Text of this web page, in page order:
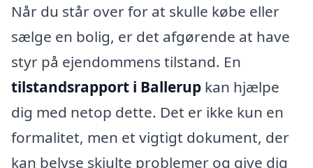
Når du står over for at skulle købe eller
sælge en bolig, er det afgørende at have
styr på ejendommens tilstand. En
tilstandsrapport i Ballerup kan hjælpe
dig med netop dette. Det er ikke kun en
formalitet, men et vigtigt dokument, der
kan belyse skjulte problemer og give dig